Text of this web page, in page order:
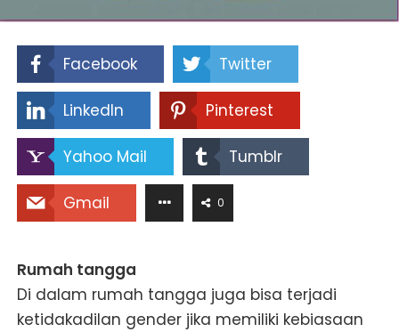
Facebook Twitter
LinkedIn Pinterest
Yahoo Mail Tumblr
Gmail 0
Rumah tangga
Di dalam rumah tangga juga bisa terjadi
ketidakadilan gender jika memiliki kebiasaan